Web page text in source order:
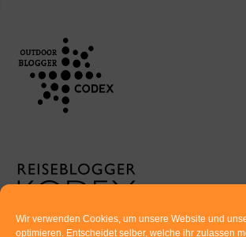
Wir verwenden Cookies, um unsere Website und
optimieren. Entscheidet selber, welche ihr zulassen